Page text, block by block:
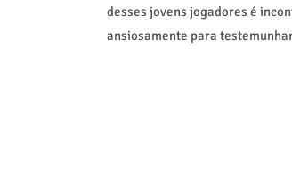
desses jovens jogadores é
ansiosamente para